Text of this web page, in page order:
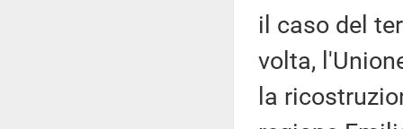
il caso del
volta,
la